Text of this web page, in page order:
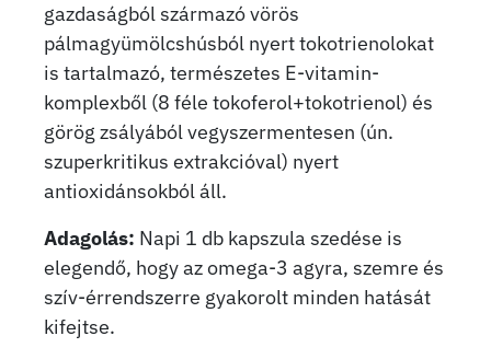
gazdaságból származó vörös
pálmagyümölcshúsból nyert tokotrienolokat
is tartalmazó, természetes E-vitamin-
komplexből (8 féle tokoferol+tokotrienol) és
görög zsályából vegyszermentesen (ún.
szuperkritikus extrakcióval) nyert
antioxidánsokból áll.
Adagolás: Napi 1 db kapszula szedése is
elegendő, hogy az omega-3 agyra, szemre és
szív-érrendszerre gyakorolt minden hatását
kifejtse.